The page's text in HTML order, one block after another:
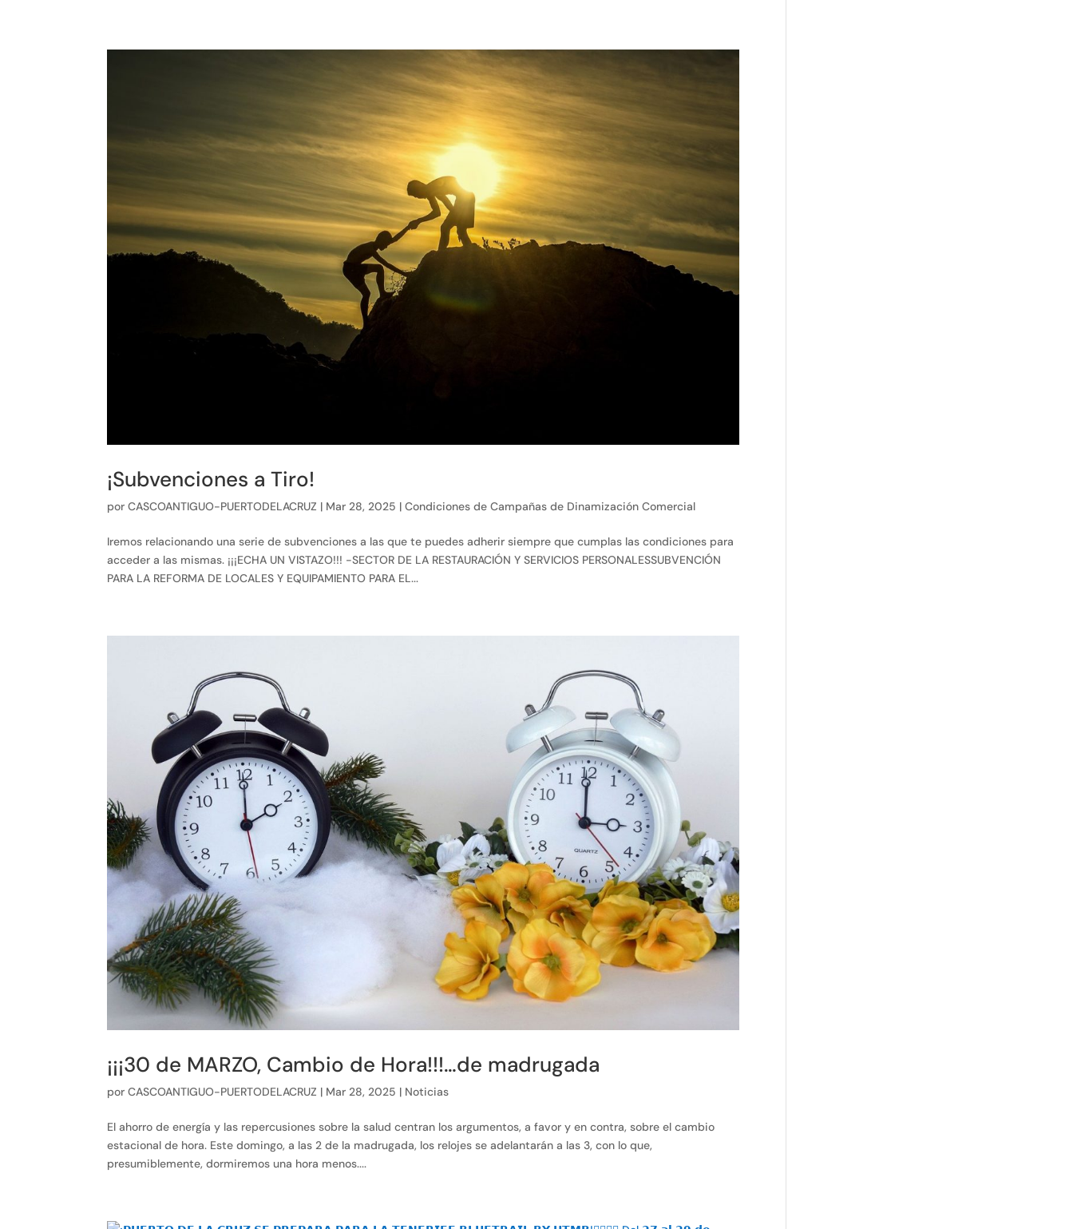
¡Subvenciones a Tiro!
porCASCOANTIGUO-PUERTODELACRUZ | Mar 28, 2025 |Condiciones de Campañas de Dinamización Comercial
Iremos relacionando una serie de subvenciones a las que te puedes adherir siempre que cumplas las condiciones para
acceder a las mismas. ¡¡¡ECHA UN VISTAZO!!! -SECTOR DE LA RESTAURACIÓN Y SERVICIOS PERSONALESSUBVENCIÓN
PARA LA REFORMA DE LOCALES Y EQUIPAMIENTO PARA EL...
¡¡¡30 de MARZO, Cambio de Hora!!!…de madrugada
porCASCOANTIGUO-PUERTODELACRUZ | Mar 28, 2025 | Noticias
El ahorro de energía y las repercusiones sobre la salud centran los argumentos, a favor y en contra, sobre el cambio
estacional de hora. Este domingo, a las 2 de la madrugada, los relojes se adelantarán a las 3, con lo que,
presumiblemente, dormiremos una hora menos....